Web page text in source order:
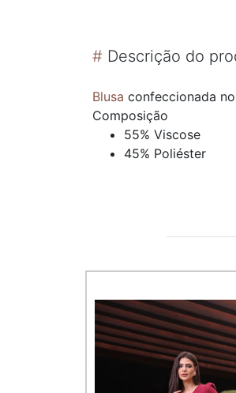
# Descrição do
Blusa confeccionada
Composição
55% Viscose
45% Poliéster